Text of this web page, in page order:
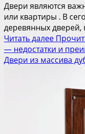
Двери являются
или квартиры . В
деревянных дверей,
Читать далее
— недостатки и
Двери из массива